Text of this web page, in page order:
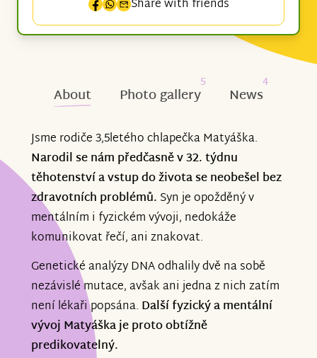
Share with friends
About Photo gallery
5
News
4
Jsme rodiče 3,5letého chlapečka Matyáška.
Narodil se nám předčasně v 32. týdnu
těhotenství a vstup do života se neobešel bez
zdravotních problémů. Syn je opožděný v
mentálním i fyzickém vývoji, nedokáže
komunikovat řečí, ani znakovat.
Genetické analýzy DNA odhalily dvě na sobě
nezávislé mutace, avšak ani jedna z nich zatím
není lékaři popsána. Další fyzický a mentální
vývoj Matyáška je proto obtížně
predikovatelný.